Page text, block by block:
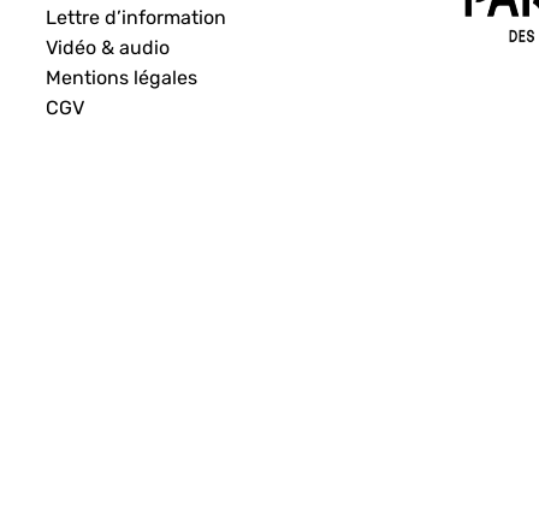
Lettre d’information
Vidéo & audio
Mentions légales
CGV